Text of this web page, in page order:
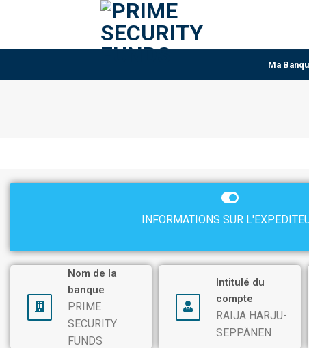
Ma
INFORMATIONS SUR
Nom de la
banque
PRIME
SECURITY
FUNDS
Intitulé du
compte
RAIJA HARJU-
SEPPÄNEN